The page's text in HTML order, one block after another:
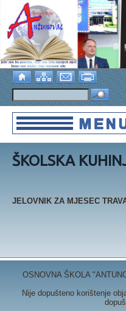
ŠKOLSKA
JELOVNIK ZA MJESEC
OSNOVNA ŠKOLA
Nije dopušteno korištenje